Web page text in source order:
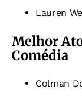
Lauren
Melhor
Comédia
Colman